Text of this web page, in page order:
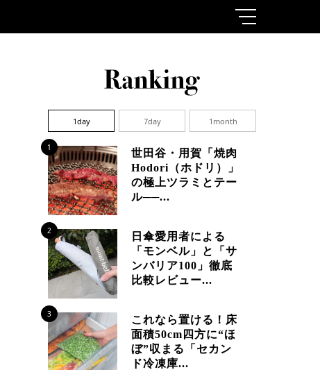
1day 7day 1month
1
世田谷・用賀「焼肉
Hodori（ホドリ）」
の極上ツラミとテー
ル──...
2
日傘愛用者による
「モンベル」と「サ
ンバリア100」徹底
比較レビュー...
3
これなら置ける！床
面積50cm四方に“ほ
ぼ”収まる「セカン
ド冷凍庫...